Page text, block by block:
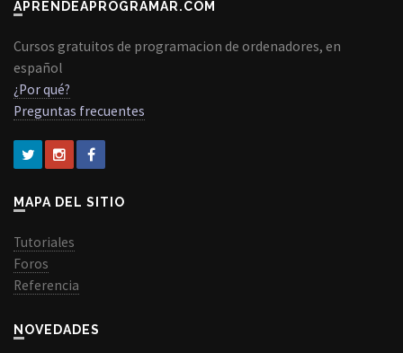
APRENDEAPROGRAMAR.COM
Cursos gratuitos de programacion de ordenadores, en
español
¿Por qué?
Preguntas frecuentes
MAPA DEL SITIO
Tutoriales
Foros
Referencia
NOVEDADES